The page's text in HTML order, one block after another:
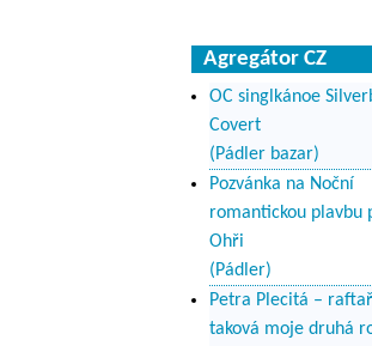
Agregátor CZ
OC singlkánoe
Covert
(Pádler bazar)
Pozvánka na Noční
romantickou plavbu
Ohři
(Pádler)
Petra Plecitá –
taková moje druhá